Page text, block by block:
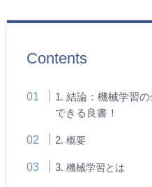
Contents
1. 結論：機械学習
できる良書！
2.概要
3.機械学習とは